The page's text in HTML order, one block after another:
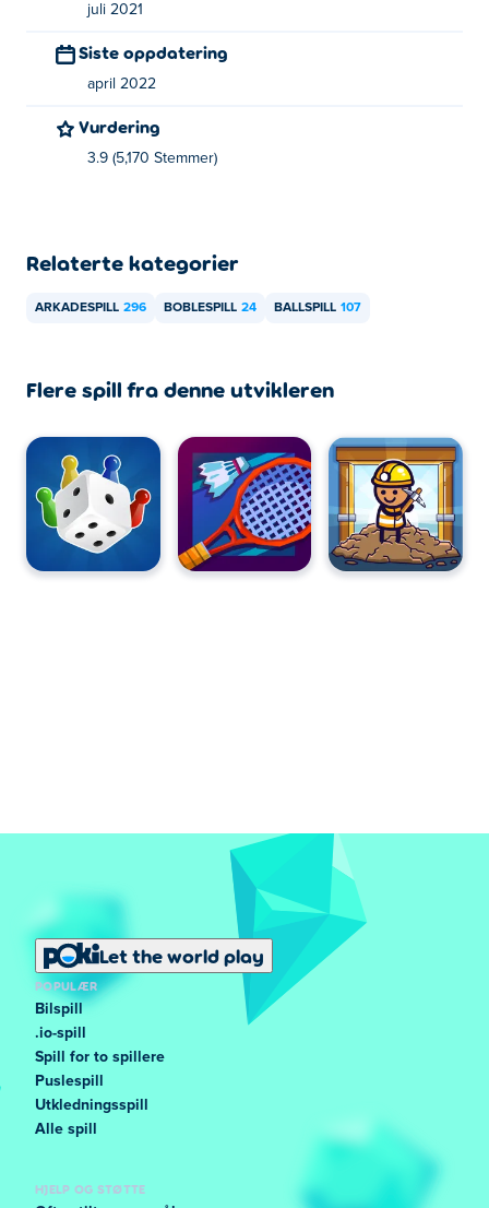
juli 2021
Siste oppdatering
april 2022
Vurdering
3.9 (5,170 Stemmer)
Relaterte kategorier
ARKADESPILL 296 BOBLESPILL 24 BALLSPILL 107
Flere spill fra denne utvikleren
Let the world play
POPULÆR
Bilspill
.io-spill
Spill for to spillere
Puslespill
Utkledningsspill
Alle spill
HJELP OG STØTTE